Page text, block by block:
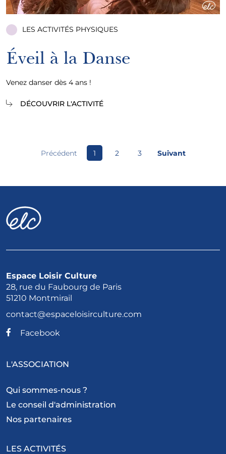
LES ACTIVITÉS PHYSIQUES
Éveil à la Danse
Venez danser dès 4 ans !
DÉCOUVRIR L'ACTIVITÉ
Précédent Page Courante
1 Page
2 Page
3 Suivant
Espace Loisir Culture
28, rue du Faubourg de Paris
51210 Montmirail
contact@espaceloisirculture.com
Facebook
L'ASSOCIATION
Qui sommes-nous ?
Le conseil d'administration
Nos partenaires
LES ACTIVITÉS